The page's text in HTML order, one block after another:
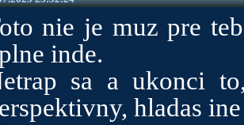
nie je muz pre
inde.
sa a ukonci
hladas